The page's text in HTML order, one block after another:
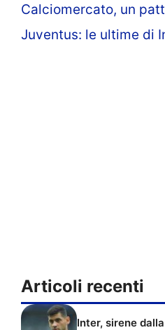
Calciomercato, un
Juventus: le ultime di
Articoli recenti
Inter, sirene